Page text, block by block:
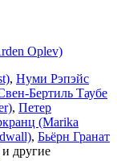
Oplev)
, Нуми Рэпэйс
Бертиль Таубе
, Петер
(Marika
, Бьёрн Гранат
и другие